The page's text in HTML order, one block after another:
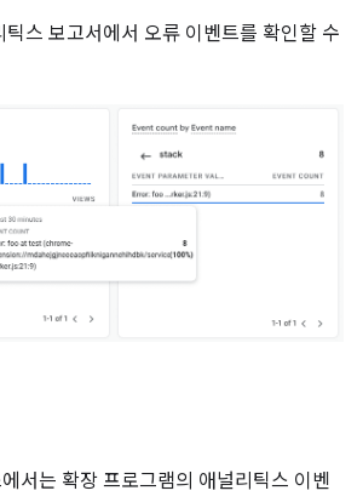
스 보고서에서 오류 이벤트를 확인할 수
서는 확장 프로그램의 애널리틱스 이벤